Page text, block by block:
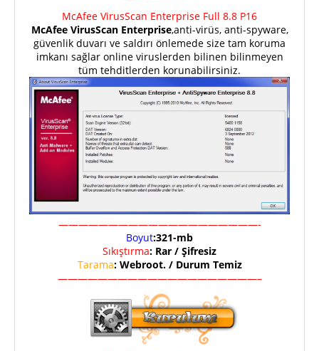
McAfee VirusScan Enterprise Full 8.8 P16
McAfee VirusScan Enterprise,anti-virüs, anti-spyware,
güvenlik duvarı ve saldırı önlemede size tam koruma
imkanı sağlar online viruslerden bilinen bilinmeyen
tüm tehditlerden korunabilirsiniz.
————————————————————-
Boyut:321-mb
Sıkıştırma: Rar / Şifresiz
Tarama: Webroot. / Durum Temiz
————————————————————–